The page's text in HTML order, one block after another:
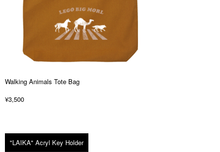
Walking Animals Tote Bag
¥3,500
"LAIKA" Acryl Key Holder